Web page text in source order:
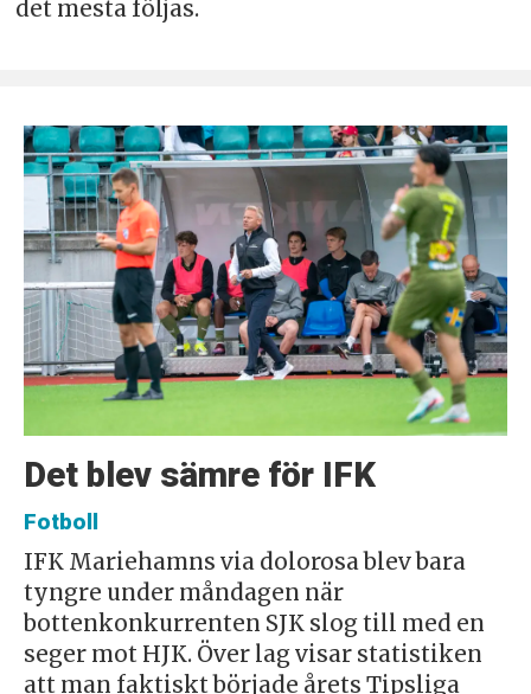
det mesta följas.
Det blev sämre för IFK
Fotboll
IFK Mariehamns via dolorosa blev bara
tyngre under måndagen när
bottenkonkurrenten SJK slog till med en
seger mot HJK. Över lag visar statistiken
att man faktiskt började årets Tipsliga